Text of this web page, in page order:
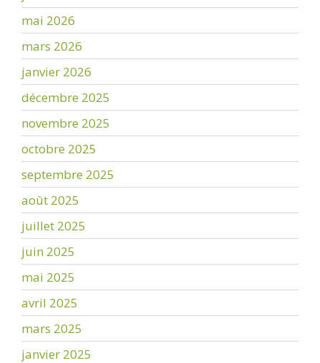
mai 2026
mars 2026
janvier 2026
décembre 2025
novembre 2025
octobre 2025
septembre 2025
août 2025
juillet 2025
juin 2025
mai 2025
avril 2025
mars 2025
janvier 2025